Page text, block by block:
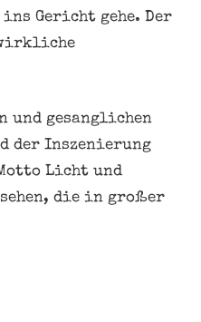
Gericht gehe. Der
wirkliche
und gesanglichen
der Inszenierung
Licht und
die in großer